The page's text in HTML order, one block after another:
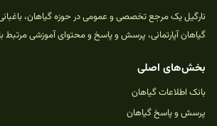
نارگیل یک مرجع تخصصی و عمومی در حوزه گیاهان،
گیاهان آپارتمانی، پرسش و پاسخ و محتوای آموزشی مرتبط
بخش‌های اصلی
بانک اطلاعات گیاهان
پرسش و پاسخ گیاهان